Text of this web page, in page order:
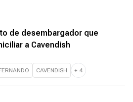
de desembargador que
a Cavendish
CAVENDISH + 4